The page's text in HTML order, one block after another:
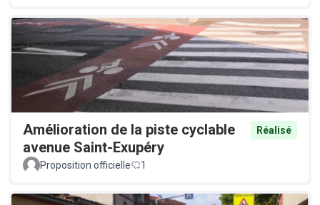
Amélioration de la piste cyclable
avenue Saint-Exupéry
Réalisé
Proposition officielle 1